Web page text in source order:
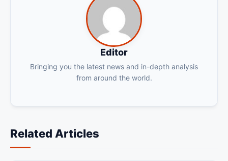
Editor
Bringing you the latest news and in-depth analysis
from around the world.
Related Articles